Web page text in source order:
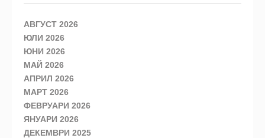
АВГУСТ 2026
ЮЛИ 2026
ЮНИ 2026
МАЙ 2026
АПРИЛ 2026
МАРТ 2026
ФЕВРУАРИ 2026
ЯНУАРИ 2026
ДЕКЕМВРИ 2025